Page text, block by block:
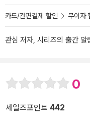
카드/간편결제 할인 무이자
관심 저자, 시리즈의 출간 알
0
세일즈포인트 442